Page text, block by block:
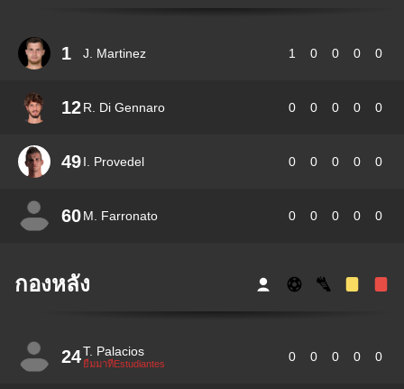
1 J. Martinez 1 0 0 0 0
12R. Di Gennaro 0 0 0 0 0
49I. Provedel 0 0 0 0 0
60M. Farronato 0 0 0 0 0
กองหลัง
24T. Palacios
ยืมมาที่Estudiantes 0 0 0 0 0